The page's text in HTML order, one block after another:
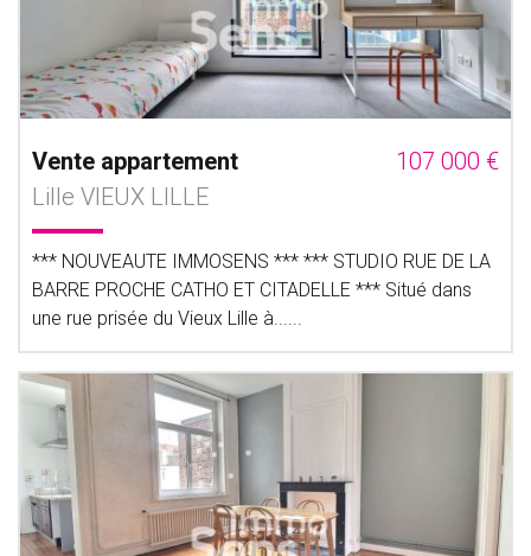
Vente appartement
107 000 €
Lille VIEUX LILLE
*** NOUVEAUTE IMMOSENS *** *** STUDIO RUE DE LA
BARRE PROCHE CATHO ET CITADELLE *** Situé dans
une rue prisée du Vieux Lille à......